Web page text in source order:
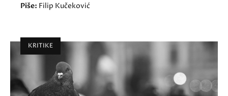
Piše: Filip Kučeković
KRITIKE